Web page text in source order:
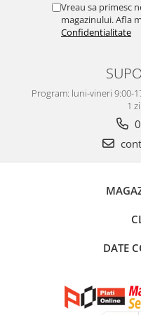
Vreau sa primesc
magazinului. Afla
Confidentialitate
Program: luni-vineri 9:00-
1
DATE